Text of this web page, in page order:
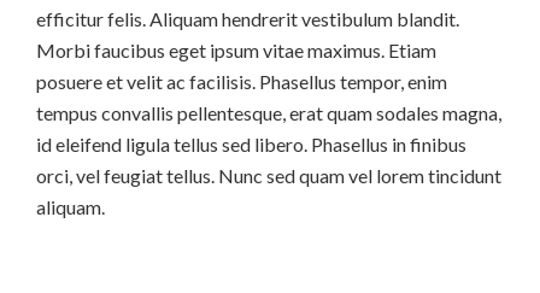
efficitur felis. Aliquam hendrerit vestibulum blandit.
Morbi faucibus eget ipsum vitae maximus. Etiam
posuere et velit ac facilisis. Phasellus tempor, enim
tempus convallis pellentesque, erat quam sodales magna,
id eleifend ligula tellus sed libero. Phasellus in finibus
orci, vel feugiat tellus. Nunc sed quam vel lorem tincidunt
aliquam.